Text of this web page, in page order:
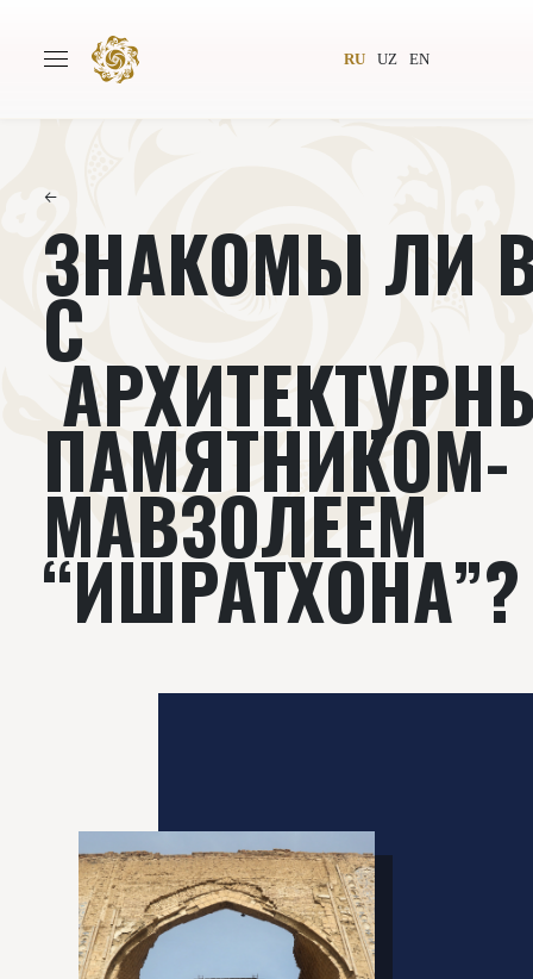
RU UZ EN
Авторы Всемирное общество
Издательство
Проекты Подкасты
Книги Видеолекторий
←
ЗНАКОМЫ ЛИ
С
ПАМЯТНИКОМ-
МАВЗОЛЕЕМ
“ИШРАТХОНА”?